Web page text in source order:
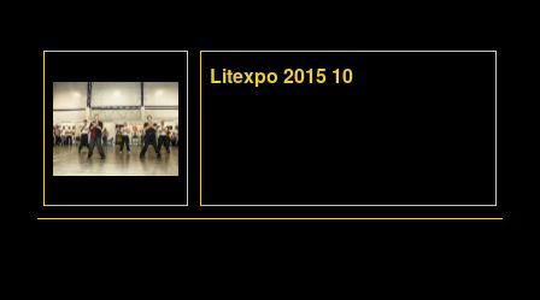
Litexpo 2015 10